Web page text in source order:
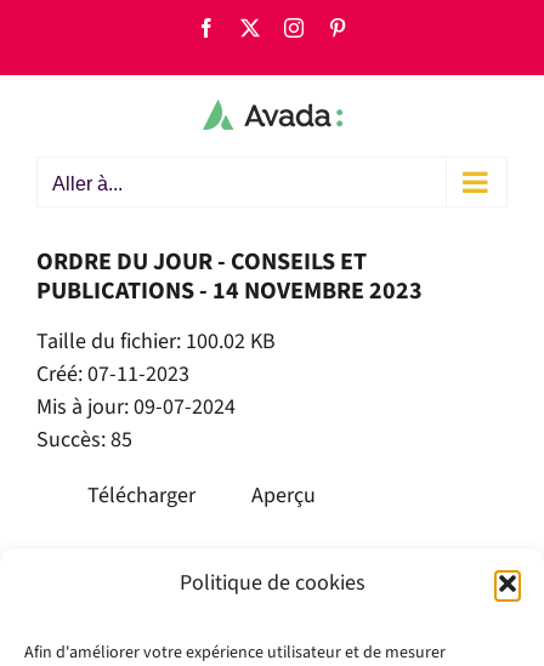
Politique de cookies
Afin d'améliorer votre expérience utilisateur et de mesurer
contenu
Facebook Instagram
Aller à...
ORDRE DU JOUR - CONSEILS ET
PUBLICATIONS - 14 NOVEMBRE 2023
Taille du fichier: 100.02 KB
Créé: 07-11-2023
Mis à jour: 09-07-2024
Succès: 85
Télécharger
Aperçu